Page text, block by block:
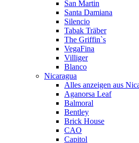
San Martin
Santa Damiana
Silencio
Tabak Träber
The Griffin`s
VegaFina
Villiger
Blanco
Nicaragua
Alles anzeigen aus
Aganorsa Leaf
Balmoral
Bentley
Brick House
CAO
Capitol